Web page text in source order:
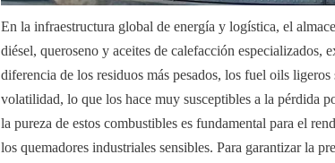
En la infraestructura global de energía y logística, el
diésel, queroseno y aceites de calefacción especializados,
diferencia de los residuos más pesados, los fuel oils
volatilidad, lo que los hace muy susceptibles a la pérdida
la pureza de estos combustibles es fundamental para el
los quemadores industriales sensibles. Para garantizar la